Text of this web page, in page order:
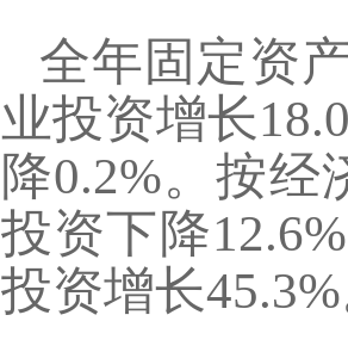
全年固定资
业投资增长
降0.2%。按
投资下降
投资增长